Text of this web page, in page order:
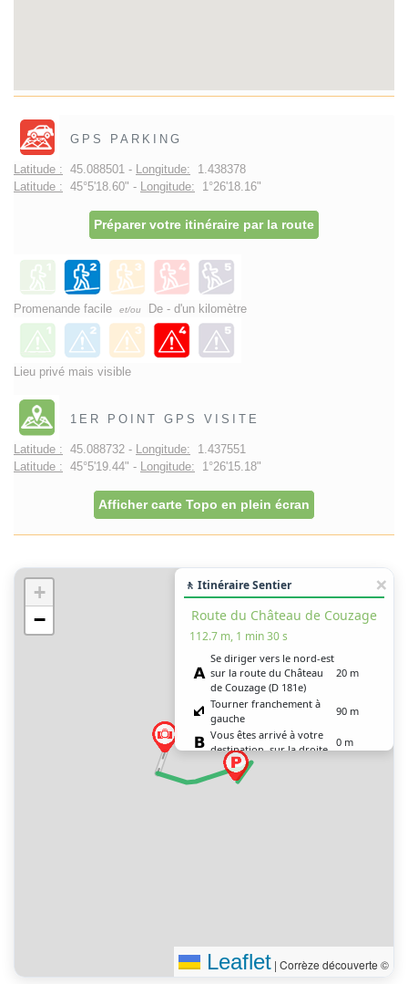
GPS PARKING
Latitude : 45.088501 - Longitude: 1.438378
Latitude : 45°5'18.60" - Longitude: 1°26'18.16"
Préparer votre itinéraire par la route
Promenande facile et/ou De - d'un kilomètre
Lieu privé mais visible
1ER POINT GPS VISITE
Latitude : 45.088732 - Longitude: 1.437551
Latitude : 45°5'19.44" - Longitude: 1°26'15.18"
Afficher carte Topo en plein écran
+
−
🚶 Itinéraire Sentier
Route du Château de Couzage
112.7 m, 1 min 30 s
Se diriger vers le nord-est
sur la route du Château
de Couzage (D 181e)
20 m
Tourner franchement à
gauche
90 m
Vous êtes arrivé à votre
destination, sur la droite
0 m
Leaflet | Corrèze découverte ©